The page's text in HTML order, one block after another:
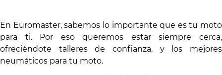
En Euromaster, sabemos lo importante que es tu moto
para ti. Por eso queremos estar siempre cerca,
ofreciéndote talleres de confianza, y los mejores
neumáticos para tu moto.